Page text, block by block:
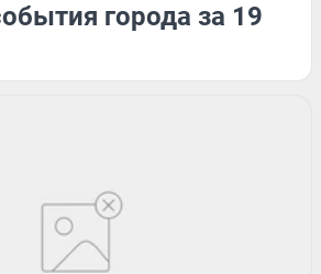
города за 19